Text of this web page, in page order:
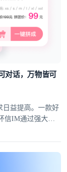
对话，万物皆可
日益提高。一款好
信IM通过强大的
势，为电商行业的